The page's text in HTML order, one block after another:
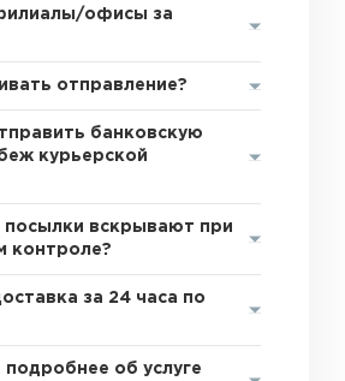
офисы за
отправление?
банковскую
курьерской
посылки вскрывают при
контроле?
за 24 часа по
подробнее об услуге